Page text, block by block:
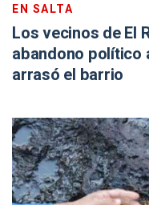
EN SALTA
Los vecinos de El
abandono político
arrasó el barrio